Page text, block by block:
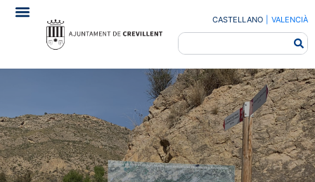
CASTELLANO VALENCIÀ